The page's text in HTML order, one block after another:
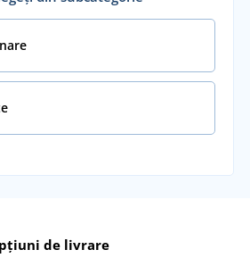
de livrare